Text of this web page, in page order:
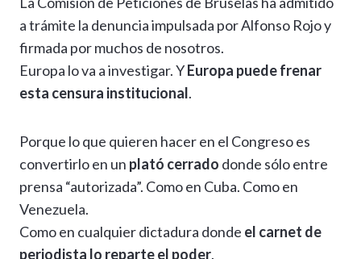
a trámite la denuncia impulsada por Alfonso Rojo y
firmada por muchos de nosotros.
Europa lo va a investigar. YEuropa puede frenar
esta censura institucional.
Porque lo que quieren hacer en el Congreso es
convertirlo en un plató cerrado donde sólo entre
prensa “autorizada”. Como en Cuba. Como en
Venezuela.
Como en cualquier dictadura donde el carnet de
periodista lo reparte el poder.